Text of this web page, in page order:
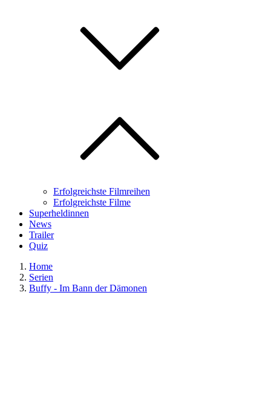
Erfolgreichste Filmreihen
Erfolgreichste Filme
Superheldinnen
News
Trailer
Quiz
Home
Serien
Buffy - Im Bann der Dämonen